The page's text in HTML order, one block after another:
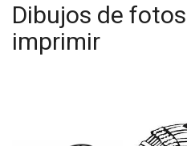
Dibujos de
imprimir